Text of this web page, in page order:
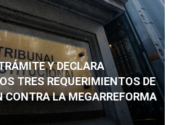
Y DECLARA
TRES REQUERIMIENTOS DE
CONTRA LA MEGARREFORMA